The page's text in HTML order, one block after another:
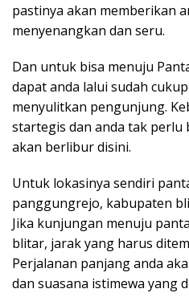
pastinya akan memberikan
menyenangkan dan seru.
Dan untuk bisa menuju
dapat anda lalui sudah
menyulitkan pengunjung.
startegis dan anda tak perlu
akan berlibur disini.
Untuk lokasinya sendiri
panggungrejo, kabupaten
Jika kunjungan menuju
blitar, jarak yang harus
Perjalanan panjang anda
dan suasana istimewa yang